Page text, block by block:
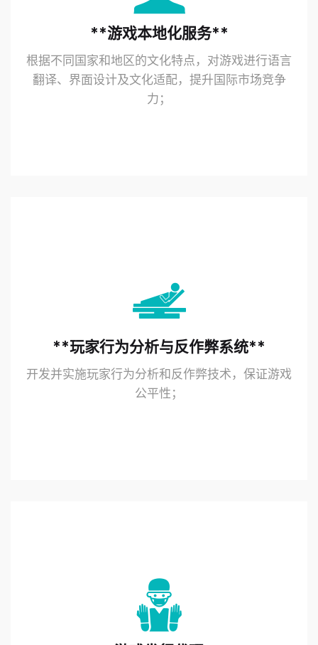
**游戏本地化服务**
根据不同国家和地区的文化特点，对游戏进行语言
翻译、界面设计及文化适配，提升国际市场竞争
力；
**玩家行为分析与反作弊系统**
开发并实施玩家行为分析和反作弊技术，保证游戏
公平性；